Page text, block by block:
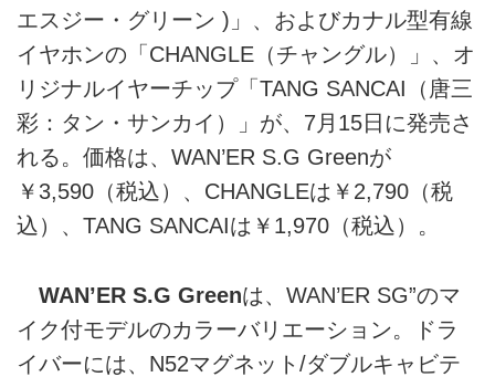
エスジー・グリーン )」、およびカナル型有線
イヤホンの「CHANGLE（チャングル）」、オ
リジナルイヤーチップ「TANG SANCAI（唐三
彩：タン・サンカイ）」が、7月15日に発売さ
れる。価格は、WAN’ER S.G Greenが
￥3,590（税込）、CHANGLEは￥2,790（税
込）、TANG SANCAIは￥1,970（税込）。
WAN’ER S.G Greenは、WAN’ER SG”のマ
イク付モデルのカラーバリエーション。ドラ
イバーには、N52マグネット/ダブルキャビテ